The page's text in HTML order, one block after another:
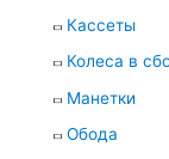
Кассеты
Колеса в
Манетки
Обода